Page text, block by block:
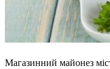
Магазинний майонез